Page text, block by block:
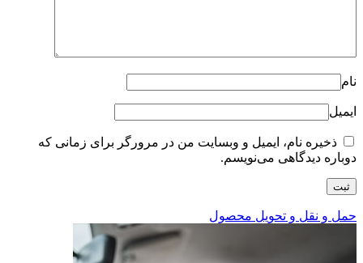
نام
ایمیل
ذخیره نام، ایمیل و وبسایت من در مرورگر برای زمانی که
دوباره دیدگاهی می‌نویسم.
حمل و نقل و تحویل محصول